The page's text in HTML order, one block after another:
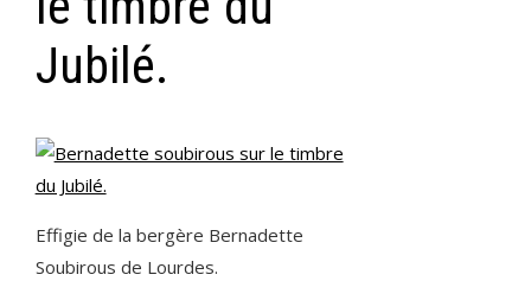
Jubilé.
Effigie de la bergère Bernadette
Soubirous de Lourdes.